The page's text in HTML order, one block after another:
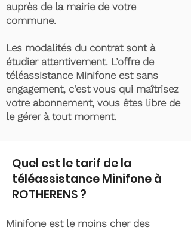
auprès de la mairie de votre
commune.
Les modalités du contrat sont à
étudier attentivement. L’offre de
téléassistance Minifone est sans
engagement, c'est vous qui maîtrisez
votre abonnement, vous êtes libre de
le gérer à tout moment.
Quel est le tarif de la
téléassistance Minifone à
ROTHERENS ?
Minifone est le moins cher des